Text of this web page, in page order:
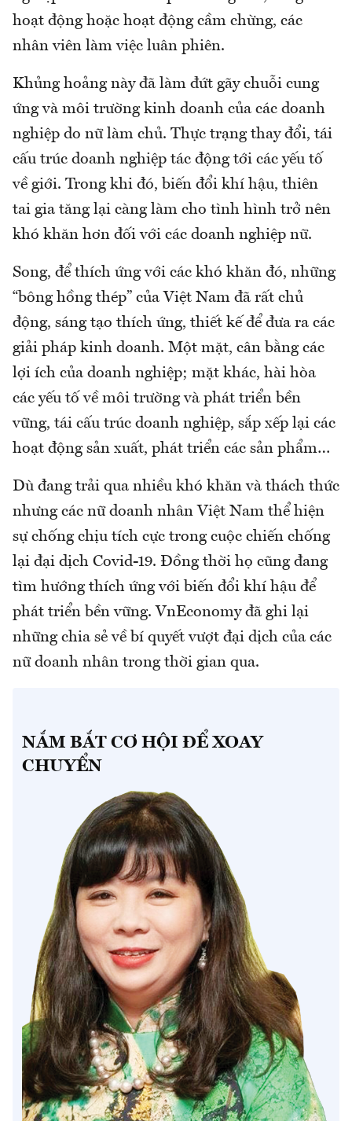
hoạt động hoặc hoạt động cầm chừng, các
nhân viên làm việc luân phiên.
Khủng hoảng này đã làm đứt gãy chuỗi cung
ứng và môi trường kinh doanh của các doanh
nghiệp do nữ làm chủ. Thực trạng thay đổi, tái
cấu trúc doanh nghiệp tác động tới các yếu tố
về giới. Trong khi đó, biến đổi khí hậu, thiên
tai gia tăng lại càng làm cho tình hình trở nên
khó khăn hơn đối với các doanh nghiệp nữ.
Song, để thích ứng với các khó khăn đó, những
“bông hồng thép” của Việt Nam đã rất chủ
động, sáng tạo thích ứng, thiết kế để đưa ra các
giải pháp kinh doanh. Một mặt, cân bằng các
lợi ích của doanh nghiệp; mặt khác, hài hòa
các yếu tố về môi trường và phát triển bền
vững, tái cấu trúc doanh nghiệp, sắp xếp lại các
hoạt động sản xuất, phát triển các sản phẩm…
Dù đang trải qua nhiều khó khăn và thách thức
nhưng các nữ doanh nhân Việt Nam thể hiện
sự chống chịu tích cực trong cuộc chiến chống
lại đại dịch Covid-19. Đồng thời họ cũng đang
tìm hướng thích ứng với biến đổi khí hậu để
phát triển bền vững. VnEconomy đã ghi lại
những chia sẻ về bí quyết vượt đại dịch của các
nữ doanh nhân trong thời gian qua.
NẮM BẮT CƠ HỘI ĐỂ XOAY
CHUYỂN